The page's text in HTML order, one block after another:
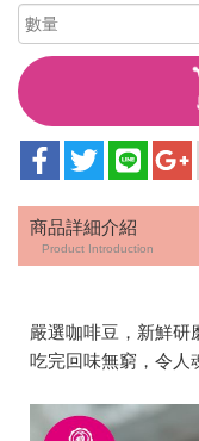
商品詳細介紹
Product Introduction
嚴選咖啡豆，新鮮研
吃完回味無窮，令人